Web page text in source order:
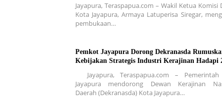
Jayapura, Teraspapua.com – Wakil Ketua Komisi
Kota Jayapura, Armaya Latuperisa Siregar,
pembukaan…
Pemkot Jayapura Dorong Dekranasda
Kebijakan Strategis Industri Kerajinan Hadapi
Jayapura, Teraspapua.com –
Jayapura mendorong Dewan Kerajinan
Daerah (Dekranasda) Kota Jayapura…